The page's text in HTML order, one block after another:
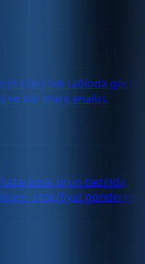
tek tabloda görün;
kâr marjı analizi.
ürün bazında
stok/fiyat gönderimi